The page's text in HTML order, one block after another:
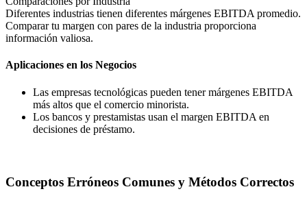
Diferentes industrias tienen diferentes márgenes EBITDA promedio.
Comparar tu margen con pares de la industria proporciona
información valiosa.
Aplicaciones en los Negocios
Las empresas tecnológicas pueden tener márgenes EBITDA
más altos que el comercio minorista.
Los bancos y prestamistas usan el margen EBITDA en
decisiones de préstamo.
Conceptos Erróneos Comunes y Métodos Correctos